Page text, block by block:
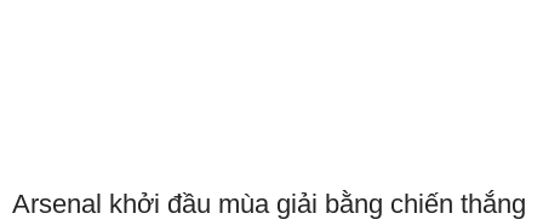
Arsenal khởi đầu mùa giải bằng chiến thắng